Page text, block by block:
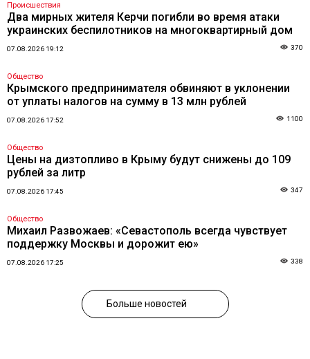
Происшествия
Два мирных жителя Керчи погибли во время атаки
украинских беспилотников на многоквартирный дом
07.08.2026 19:12 370
Общество
Крымского предпринимателя обвиняют в уклонении
от уплаты налогов на сумму в 13 млн рублей
07.08.2026 17:52 1100
Общество
Цены на дизтопливо в Крыму будут снижены до 109
рублей за литр
07.08.2026 17:45 347
Общество
Михаил Развожаев: «Севастополь всегда чувствует
поддержку Москвы и дорожит ею»
07.08.2026 17:25 338
Больше новостей